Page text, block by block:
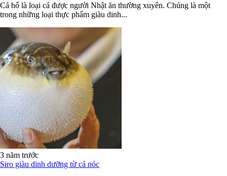
Cá hố là loại cá được người Nhật ăn thường xuyên. Chúng là một
trong những loại thực phẩm giàu dinh...
3 năm trước
Siro giàu dinh dưỡng từ cá nóc